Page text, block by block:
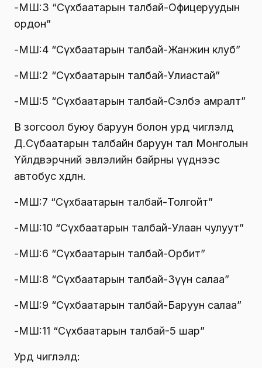
-МШ:3 “Сүхбаатарын талбай-Офицеруудын
ордон”
-МШ:4 “Сүхбаатарын талбай-Жанжин клуб”
-МШ:2 “Сүхбаатарын талбай-Улиастай”
-МШ:5 “Сүхбаатарын талбай-Сэлбэ амралт”
В зогсоол буюу баруун болон урд чиглэлд
Д.Сүбаатарын талбайн баруун тал Монголын
Үйлдвэрчний эвлэлийн байрны үүднээс
автобус хөдөлнө.
-МШ:7 “Сүхбаатарын талбай-Толгойт”
-МШ:10 “Сүхбаатарын талбай-Улаан чулуут”
-МШ:6 “Сүхбаатарын талбай-Орбит”
-МШ:8 “Сүхбаатарын талбай-Зүүн салаа”
-МШ:9 “Сүхбаатарын талбай-Баруун салаа”
-МШ:11 “Сүхбаатарын талбай-5 шар”
Урд чиглэлд: